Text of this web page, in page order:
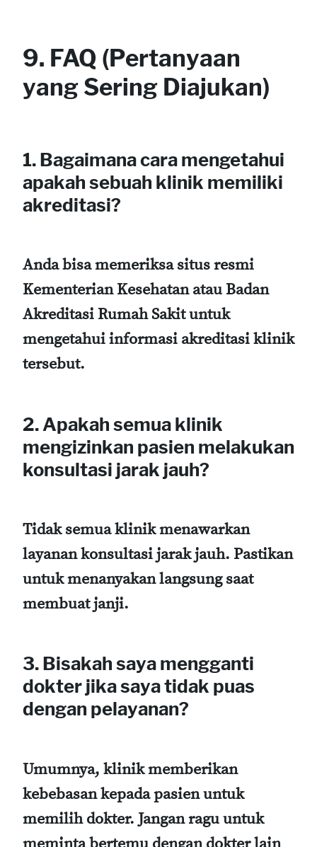
9. FAQ (Pertanyaan
yang Sering Diajukan)
1. Bagaimana cara mengetahui
apakah sebuah klinik memiliki
akreditasi?
Anda bisa memeriksa situs resmi
Kementerian Kesehatan atau Badan
Akreditasi Rumah Sakit untuk
mengetahui informasi akreditasi klinik
tersebut.
2. Apakah semua klinik
mengizinkan pasien melakukan
konsultasi jarak jauh?
Tidak semua klinik menawarkan
layanan konsultasi jarak jauh. Pastikan
untuk menanyakan langsung saat
membuat janji.
3. Bisakah saya mengganti
dokter jika saya tidak puas
dengan pelayanan?
Umumnya, klinik memberikan
kebebasan kepada pasien untuk
memilih dokter. Jangan ragu untuk